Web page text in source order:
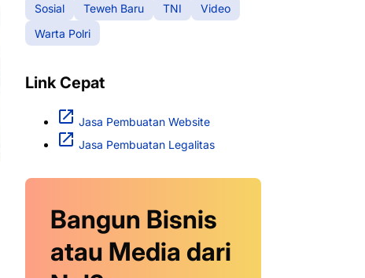
Sosial
Teweh Baru TNI
Video
Warta Polri
Link Cepat
Jasa Pembuatan Website
Jasa Pembuatan Legalitas
Bangun Bisnis
atau Media dari